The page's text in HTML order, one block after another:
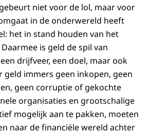
niet voor de lol, maar voor
in de onderwereld heeft
het in stand houden van het
is geld de spil van
drijfveer, een doel, maar ook
geld immers geen inkopen, geen
geen corruptie of gekochte
organisaties en grootschalige
mogelijk aan te pakken, moeten
naar de financiële wereld achter